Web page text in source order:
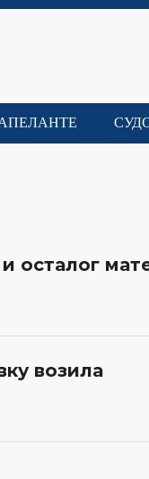
осталог
возила